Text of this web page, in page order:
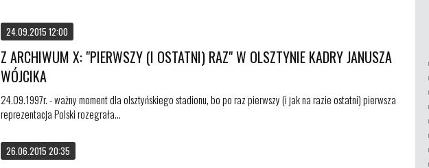
24.09.2015 12:00
Z ARCHIWUM X: "PIERWSZY (I OSTATNI) RAZ" W OLSZTYNIE KADRY JANUSZA
WÓJCIKA
24.09.1997r. - ważny moment dla olsztyńskiego stadionu, bo po raz pierwszy (i jak na razie ostatni) pierwsza
reprezentacja Polski rozegrała...
26.06.2015 20:35